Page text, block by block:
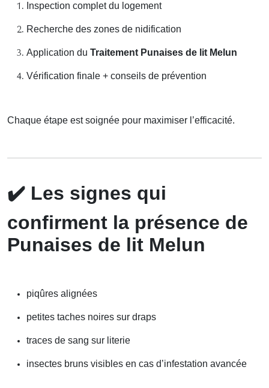
Inspection complet du logement
Recherche des zones de nidification
Application du Traitement Punaises de lit Melun
Vérification finale + conseils de prévention
Chaque étape est soignée pour maximiser l’efficacité.
✔️ Les signes qui
confirment la présence de
Punaises de lit Melun
piqûres alignées
petites taches noires sur draps
traces de sang sur literie
insectes bruns visibles en cas d’infestation avancée